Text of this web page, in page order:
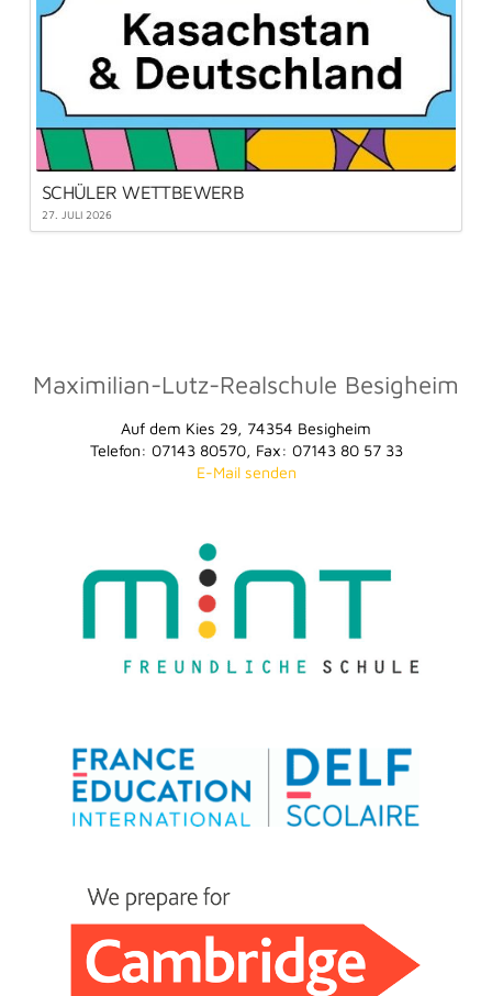
SCHÜLER WETTBEWERB
27. JULI 2026
Maximilian-Lutz-Realschule Besigheim
Auf dem Kies 29, 74354 Besigheim
Telefon: 07143 80570, Fax: 07143 80 57 33
E-Mail senden